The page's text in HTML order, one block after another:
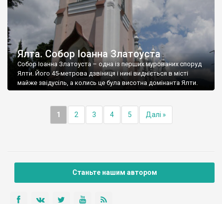
Ялта. Собор Іоанна Златоуста
Собор Іоанна Златоуста – одна із перших мурованих споруд
Ялти. Його 45-метрова дзвіниця і нині видніється в місті
майже звідусіль, а колись це була висотна домінанта Ялти.
1 2 3 4 5 Далі »
Станьте нашим автором